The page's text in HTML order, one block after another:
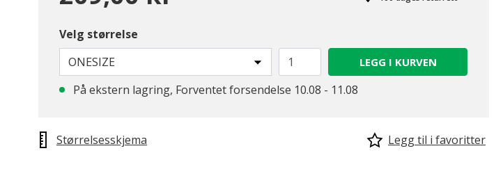
Velg størrelse
ONESIZE
LEGG I KURVEN
På ekstern lagring, Forventet forsendelse 10.08 - 11.08
Størrelsesskjema Legg til i favoritter